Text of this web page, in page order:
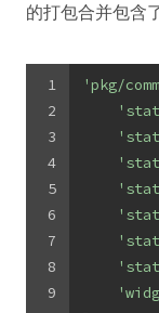
的打包合并包含
1
2
3
4
5
6
7
8
9
'pkg/